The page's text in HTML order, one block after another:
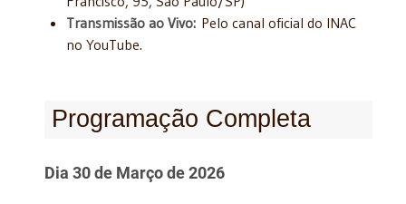
Transmissão ao Vivo: Pelo canal oficial do INAC
no YouTube.
Programação Completa
Dia 30 de Março de 2026